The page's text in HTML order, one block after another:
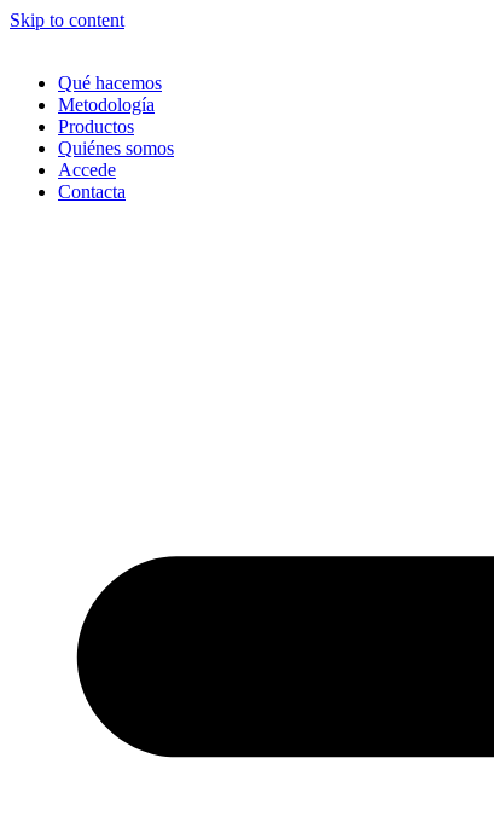
Skip to content
Qué hacemos
Metodología
Productos
Quiénes somos
Accede
Contacta